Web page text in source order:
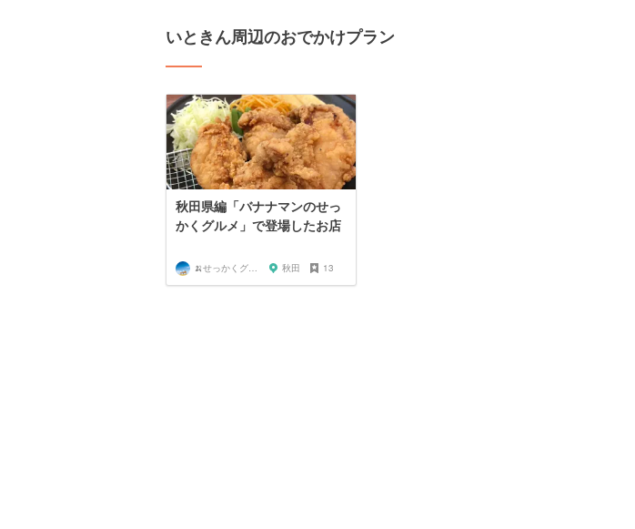
いときん周辺のおでかけプラン
秋田県編「バナナマンのせっ
かくグルメ」で登場したお店
🍌せっかくグルメまにあ🍌 秋田 13